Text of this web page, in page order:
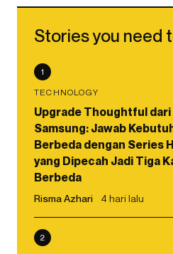
Stories you need
1
TECHNOLOGY
Upgrade Thoughtful dari
Samsung: Jawab
Berbeda dengan Series
yang Dipecah Jadi Tiga
Berbeda
Risma Azhari 4 hari lalu
2